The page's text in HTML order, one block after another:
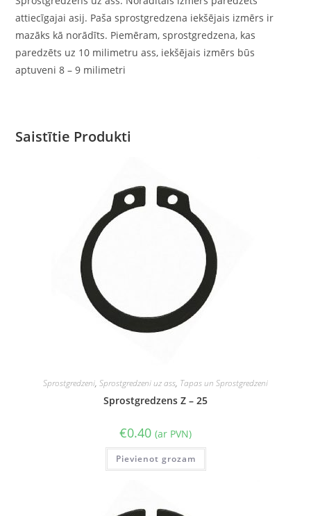
attiecīgajai asij. Paša sprostgredzena iekšējais izmērs ir
mazāks kā norādīts. Piemēram, sprostgredzena, kas
paredzēts uz 10 milimetru ass, iekšējais izmērs būs
aptuveni 8 – 9 milimetri
Saistītie Produkti
Sprostgredzeni, Sprostgredzeni uz ass, Tapas un Sprostgredzeni
Sprostgredzens Z – 25
€0.40 (ar PVN)
Pievienot grozam